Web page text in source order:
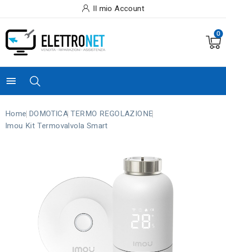
Il mio Account
0

Home DOMOTICA TERMO REGOLAZIONE
Imou Kit Termovalvola Smart